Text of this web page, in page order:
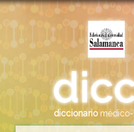
diccionario